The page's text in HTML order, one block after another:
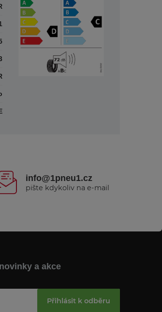
info@1pneu1.cz
pište kdykoliv na e-mail
a akce
Přihlásit k odběru